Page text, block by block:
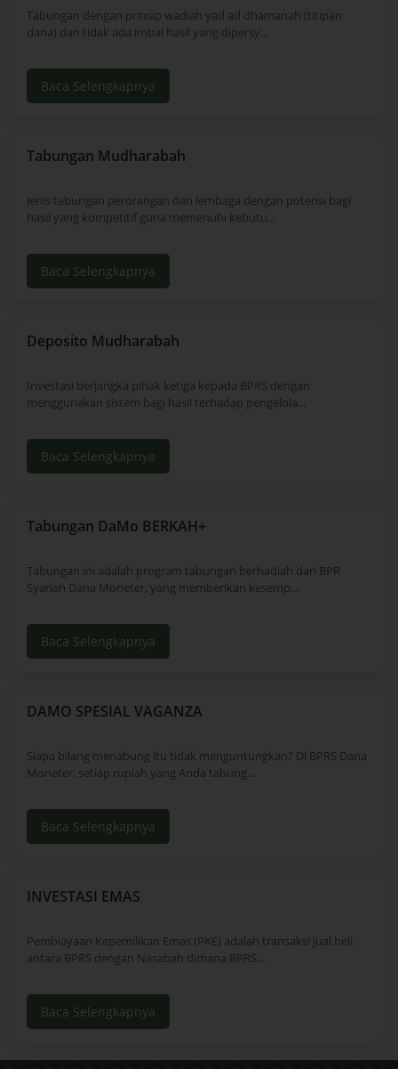
Tabungan dengan prinsip wadiah yad ad dhamanah (titipan
dana) dan tidak ada imbal hasil yang dipersy...
Baca Selengkapnya
Tabungan Mudharabah
Jenis tabungan perorangan dan lembaga dengan potensi bagi
hasil yang kompetitif guna memenuhi kebutu...
Baca Selengkapnya
Deposito Mudharabah
Investasi berjangka pihak ketiga kepada BPRS dengan
menggunakan sistem bagi hasil terhadap pengelola...
Baca Selengkapnya
Tabungan DaMo BERKAH+
Tabungan ini adalah program tabungan berhadiah dari BPR
Syariah Dana Moneter, yang memberikan kesemp...
Baca Selengkapnya
DAMO SPESIAL VAGANZA
Siapa bilang menabung itu tidak menguntungkan? Di BPRS Dana
Moneter, setiap rupiah yang Anda tabung...
Baca Selengkapnya
INVESTASI EMAS
Pembiayaan Kepemilikan Emas (PKE) adalah transaksi jual beli
antara BPRS dengan Nasabah dimana BPRS...
Baca Selengkapnya